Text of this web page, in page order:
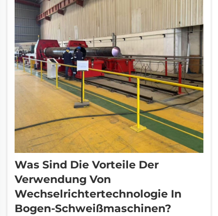
Was Sind Die Vorteile Der
Verwendung Von
Wechselrichtertechnologie In
Bogen-Schweißmaschinen?